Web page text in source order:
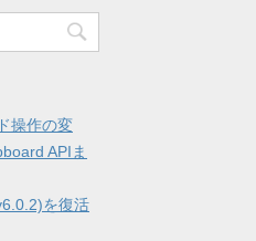
操作の変
APIま
を復活